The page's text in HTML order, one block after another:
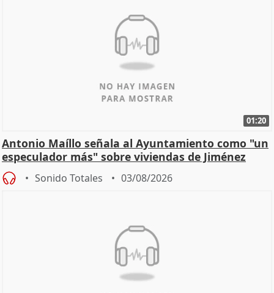
01:20
Antonio Maíllo señala al Ayuntamiento como "un
especulador más" sobre viviendas de Jiménez
Becerril
Sonido Totales 03/08/2026